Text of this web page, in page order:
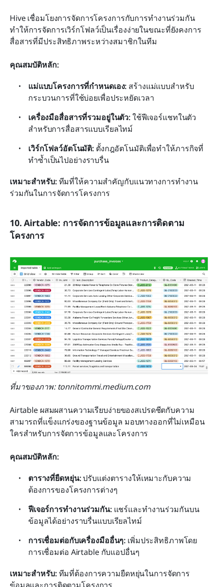
Hive เชื่อมโยงการจัดการโครงการกับการทำงานร่วมกัน
ทำให้การจัดการเวิร์กโฟลว์เป็นเรื่องง่ายในขณะที่ยังคงการ
สื่อสารที่มีประสิทธิภาพระหว่างสมาชิกในทีม
คุณสมบัติหลัก:
แม่แบบโครงการที่กำหนดเอง: สร้างแม่แบบสำหรับ
กระบวนการที่ใช้บ่อยเพื่อประหยัดเวลา
เครื่องมือสื่อสารที่รวมอยู่ในตัว: ใช้ฟีเจอร์แชทในตัว
สำหรับการสื่อสารแบบเรียลไทม์
เวิร์กโฟลว์อัตโนมัติ: ตั้งกฎอัตโนมัติเพื่อทำให้ภารกิจที่
ทำซ้ำเป็นไปอย่างราบรื่น
เหมาะสำหรับ: ทีมที่ให้ความสำคัญกับแนวทางการทำงาน
ร่วมกันในการจัดการโครงการ
10. Airtable: การจัดการข้อมูลและการติดตาม
โครงการ
ที่มาของภาพ: tonnitommi.medium.com
Airtable ผสมผสานความเรียบง่ายของสเปรดชีตกับความ
สามารถที่แข็งแกร่งของฐานข้อมูล มอบทางออกที่ไม่เหมือน
ใครสำหรับการจัดการข้อมูลและโครงการ
คุณสมบัติหลัก:
ตารางที่ยืดหยุ่น: ปรับแต่งตารางให้เหมาะกับความ
ต้องการของโครงการต่างๆ
ฟีเจอร์การทำงานร่วมกัน: แชร์และทำงานร่วมกันบน
ข้อมูลได้อย่างราบรื่นแบบเรียลไทม์
การเชื่อมต่อกับเครื่องมืออื่นๆ: เพิ่มประสิทธิภาพโดย
การเชื่อมต่อ Airtable กับแอปอื่นๆ
เหมาะสำหรับ: ทีมที่ต้องการความยืดหยุ่นในการจัดการ